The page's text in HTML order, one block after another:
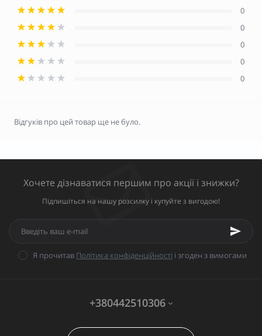
0
0
0
0
0
Відгуків про цей товар ще не було.
Хочете дізнаватися першим про акції і знижки?
Підпишіться на нашу розсилку і купуйте з вигодою!
Я прочитав Політика конфіденційності і згоден з вимогами
+380442510306